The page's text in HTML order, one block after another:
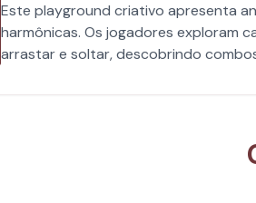
Este playground criativo apresenta
harmônicas. Os jogadores exploram
arrastar e soltar, descobrindo